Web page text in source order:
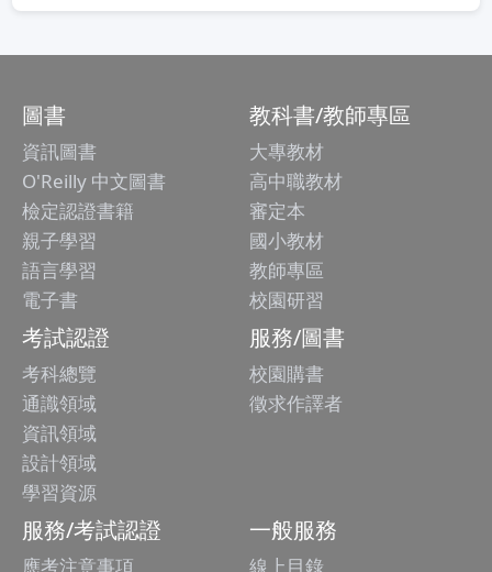
圖書
資訊圖書
O'Reilly 中文圖書
檢定認證書籍
親子學習
語言學習
電子書
教科書/教師專區
大專教材
高中職教材
審定本
國小教材
教師專區
校園研習
考試認證
考科總覽
通識領域
資訊領域
設計領域
學習資源
服務/圖書
校園購書
徵求作譯者
服務/考試認證
應考注意事項
一般服務
線上目錄